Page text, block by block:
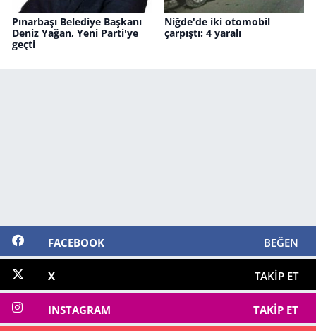
Pınarbaşı Belediye Başkanı
Deniz Yağan, Yeni Parti'ye
geçti
Niğde'de iki otomobil
çarpıştı: 4 yaralı
FACEBOOK BEĞEN
X TAKIP ET
INSTAGRAM TAKIP ET